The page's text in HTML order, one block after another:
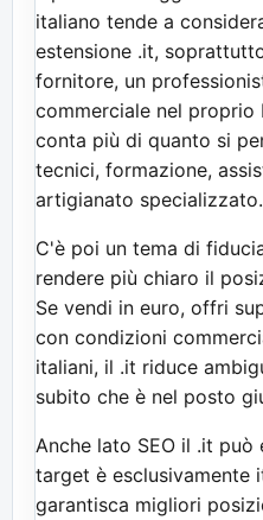
italiano tende a
estensione .it,
fornitore, un
commerciale nel proprio
conta più di quanto si
tecnici, formazione,
artigianato specializzato.
C'è poi un tema di
rendere più chiaro il
Se vendi in euro, offri
con condizioni
italiani, il .it riduce
subito che è nel posto
Anche lato SEO il .it può
target è esclusivamente
garantisca migliori